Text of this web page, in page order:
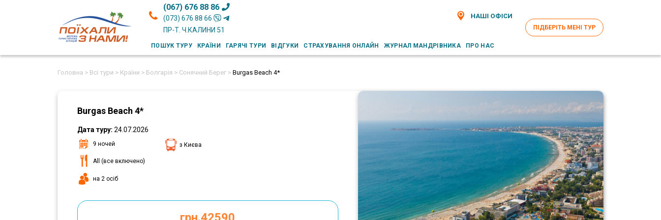
(067) 676 88 86
(073) 676 88 66
ПР-Т. Ч.КАЛИНИ 51
НАШІ ОФІСИ
ПОШУК ТУРУ КРАЇНИ ГАРЯЧІ ТУРИ ВІДГУКИ СТРАХУВАННЯ ОНЛАЙН ЖУРНАЛ МАНДРІВНИКА ПРО НАС
ПІДБЕРІТЬ МЕНІ ТУР
Головна > Всі тури > Країни > Болгарія > Сонячний Берег > Burgas Beach 4*
Burgas Beach 4*
Дата туру: 24.07.2026
9 ночей
All (все включено)
на 2 осіб
з Києва